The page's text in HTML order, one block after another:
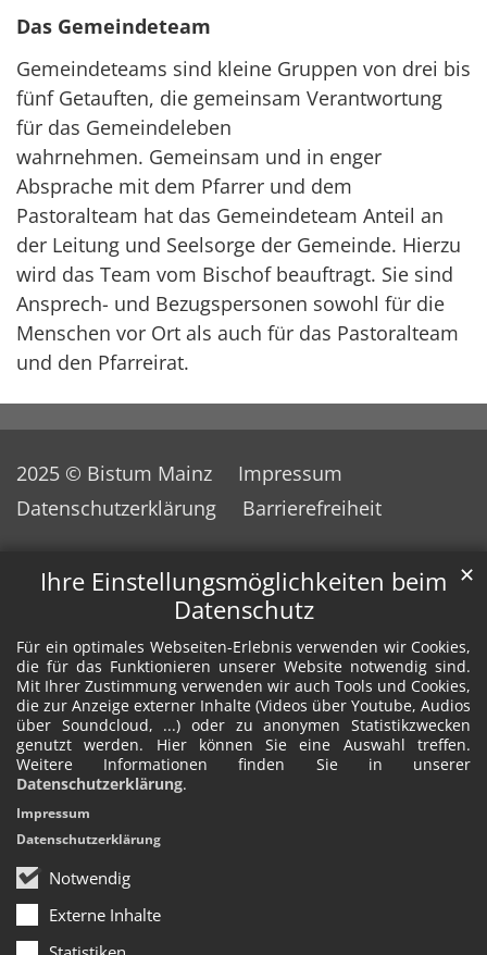
Ihre Einstellungsmöglichkeiten beim
Datenschutz
Für ein optimales Webseiten-Erlebnis verwenden wir Cookies,
die für das Funktionieren unserer Website notwendig sind.
Mit Ihrer Zustimmung verwenden wir auch Tools und Cookies,
die zur Anzeige externer Inhalte (Videos über Youtube, Audios
über Soundcloud, ...) oder zu anonymen Statistikzwecken
genutzt werden. Hier können Sie eine Auswahl treffen.
Weitere Informationen finden Sie in unserer
Datenschutzerklärung.
Notwendig
Externe Inhalte
✕
Impressum
Datenschutzerklärung
Das Gemeindeteam
Gemeindeteams sind kleine Gruppen von drei bis
fünf Getauften, die gemeinsam Verantwortung
für das Gemeindeleben
wahrnehmen. Gemeinsam und in enger
Absprache mit dem Pfarrer und dem
Pastoralteam hat das Gemeindeteam Anteil an
der Leitung und Seelsorge der Gemeinde. Hierzu
wird das Team vom Bischof beauftragt. Sie sind
Ansprech- und Bezugspersonen sowohl für die
Menschen vor Ort als auch für das Pastoralteam
und den Pfarreirat.
2025 © Bistum Mainz
Impressum
Datenschutzerklärung
Barrierefreiheit